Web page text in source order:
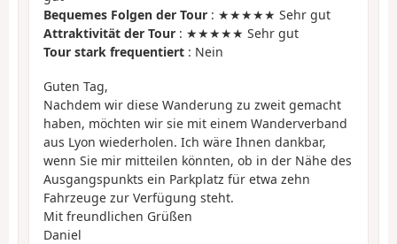
Bequemes Folgen der Tour : ★★★★★ Sehr gut
Attraktivität der Tour : ★★★★★ Sehr gut
Tour stark frequentiert : Nein
Guten Tag,
Nachdem wir diese Wanderung zu zweit gemacht
haben, möchten wir sie mit einem Wanderverband
aus Lyon wiederholen. Ich wäre Ihnen dankbar,
wenn Sie mir mitteilen könnten, ob in der Nähe des
Ausgangspunkts ein Parkplatz für etwa zehn
Fahrzeuge zur Verfügung steht.
Mit freundlichen Grüßen
Daniel